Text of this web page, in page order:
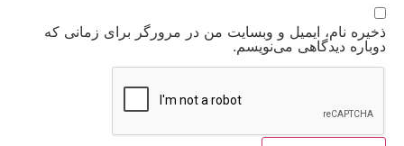
ذخیره نام، ایمیل و وبسایت من در مرورگر برای زمانی که
دوباره دیدگاهی می‌نویسم.